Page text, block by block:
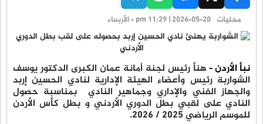
محليات pm 11:29 | 2026-05-20 - الأربعاء
نبأ الأردن -هنأ رئيس لجنة أمانة عمان الكبرى الدكتور يوسف
الشواربة رئيس وأعضاء الهيئة الإدارية لنادي الحسين إربد
والجهاز الفني والإداري وجماهير النادي بمناسبة حصول
النادي على لقبي بطل الدوري الأردني و بطل كأس الأردن
للموسم الرياضي 2025 / 2026.